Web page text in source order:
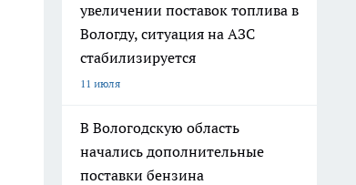
увеличении поставок топлива в
Вологду, ситуация на АЗС
стабилизируется
11 июля
В Вологодскую область
начались дополнительные
поставки бензина